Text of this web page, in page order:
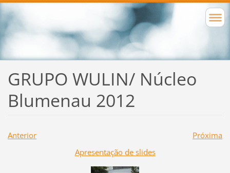
GRUPO WULIN/ Núcleo
Blumenau 2012
Anterior
Próxima
Apresentação de slides